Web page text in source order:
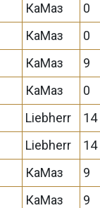
КаМаз 0
КаМаз 0
КаМаз 9
КаМаз 0
Liebherr 14
Liebherr 14
КаМаз 9
КаМаз 9